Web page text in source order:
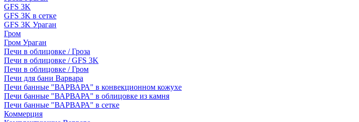
GFS 3K
GFS 3K в сетке
GFS 3K Ураган
Гром
Гром Ураган
Печи в облицовке / Гроза
Печи в облицовке / GFS 3K
Печи в облицовке / Гром
Печи для бани Варвара
Печи банные "ВАРВАРА" в конвекционном кожухе
Печи банные "ВАРВАРА" в облицовке из камня
Печи банные "ВАРВАРА" в сетке
Коммерция